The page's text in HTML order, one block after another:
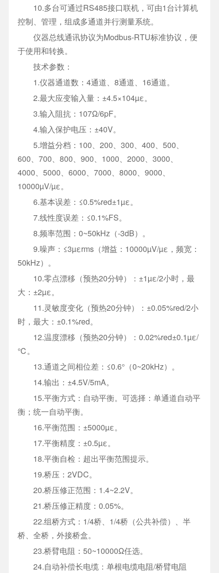
10.多台可通过RS485接口联机，可由1台计算机
控制、管理，组成多通道并行测量系统。
仪器总线通讯协议为Modbus-RTU标准协议，便
于使用和转换。
技术参数：
1.仪器通道数：4通道、8通道、16通道。
2.最大应变输入量：±4.5×104µε。
3.输入阻抗：107Ω/6pF。
4.输入保护电压：±40V。
5.增益分档：100、200、300、400、500、
600、700、800、900、1000、2000、3000、
4000、5000、6000、7000、8000、9000、
10000µV/µε。
6.基本误差：≤0.5%red±1µε。
7.线性度误差：≤0.1%FS。
8.频率范围：0~50kHz（-3dB）。
9.噪声：≤3µεrms（增益：10000µV/µε，频宽：
50kHz）。
10.零点漂移（预热20分钟）：±1µε/2小时，最
大：±2µε。
11.灵敏度变化（预热20分钟）：±0.05%red/2小
时，最大：±0.1%red。
12.温度漂移（预热20分钟）：0.02%red±0.1µε/
℃。
13.通道之间相位差：≤0.6°（0~20kHz）。
14.输出：±4.5V/5mA。
15.平衡方式：自动平衡。可选择：单通道自动平
衡；统一自动平衡。
16.平衡范围：±5000µε。
17.平衡精度：±0.5µε。
18.平衡自检：超出平衡范围提示。
19.桥压：2VDC。
20.桥压修正范围：1.4~2.2V。
21.桥压修正精度：0.05%。
22.组桥方式：1/4桥、1/4桥（公共补偿）、半
桥、全桥，外接桥盒。
23.桥臂电阻：50~10000Ω任选。
24.自动补偿长电缆：单根电缆电阻/桥臂电阻